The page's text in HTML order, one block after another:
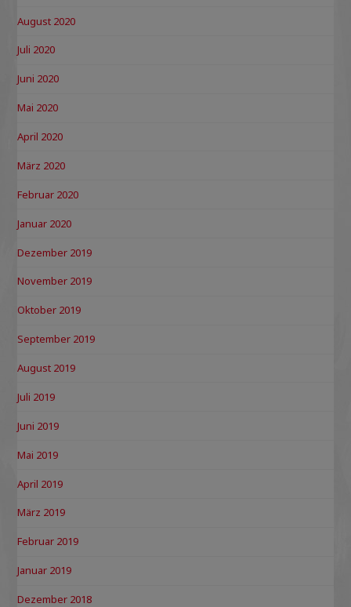
August 2020
Juli 2020
Juni 2020
Mai 2020
April 2020
März 2020
Februar 2020
Januar 2020
Dezember 2019
November 2019
Oktober 2019
September 2019
August 2019
Juli 2019
Juni 2019
Mai 2019
April 2019
März 2019
Februar 2019
Januar 2019
Dezember 2018